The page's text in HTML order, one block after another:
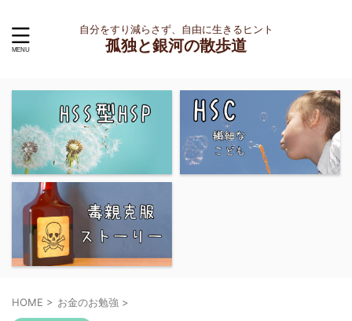
自分をすり減らさず、自由に生きるヒント
孤独と銀河の散歩道
HOME > お金のお勉強 >